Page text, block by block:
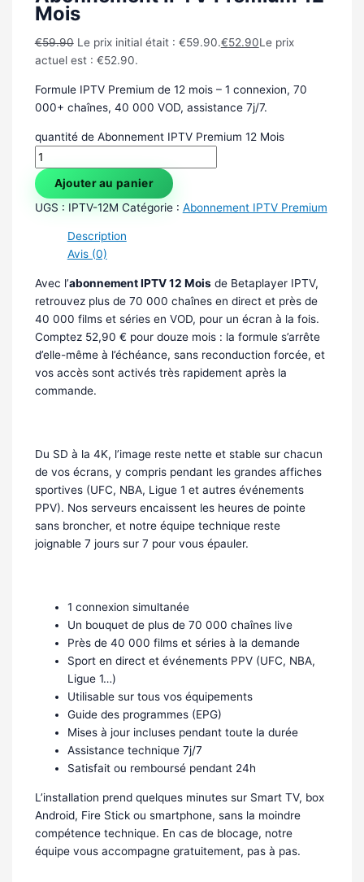
Mois
€59.90 Le prix initial était : €59.90.€52.90Le prix
actuel est : €52.90.
Formule IPTV Premium de 12 mois – 1 connexion, 70
000+ chaînes, 40 000 VOD, assistance 7j/7.
quantité de Abonnement IPTV Premium 12 Mois
Ajouter au panier
UGS : IPTV-12M Catégorie : Abonnement IPTV Premium
Description
Avis (0)
Avec l’abonnement IPTV 12 Moisde Betaplayer IPTV,
retrouvez plus de 70 000 chaînes en direct et près de
40 000 films et séries en VOD, pour un écran à la fois.
Comptez 52,90 € pour douze mois : la formule s’arrête
d’elle-même à l’échéance, sans reconduction forcée, et
vos accès sont activés très rapidement après la
commande.
Du SD à la 4K, l’image reste nette et stable sur chacun
de vos écrans, y compris pendant les grandes affiches
sportives (UFC, NBA, Ligue 1 et autres événements
PPV). Nos serveurs encaissent les heures de pointe
sans broncher, et notre équipe technique reste
joignable 7 jours sur 7 pour vous épauler.
1 connexion simultanée
Un bouquet de plus de 70 000 chaînes live
Près de 40 000 films et séries à la demande
Sport en direct et événements PPV (UFC, NBA,
Ligue 1…)
Utilisable sur tous vos équipements
Guide des programmes (EPG)
Mises à jour incluses pendant toute la durée
Assistance technique 7j/7
Satisfait ou remboursé pendant 24h
L’installation prend quelques minutes sur Smart TV, box
Android, Fire Stick ou smartphone, sans la moindre
compétence technique. En cas de blocage, notre
équipe vous accompagne gratuitement, pas à pas.